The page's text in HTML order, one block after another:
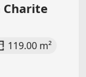
Charite
119.00 m²